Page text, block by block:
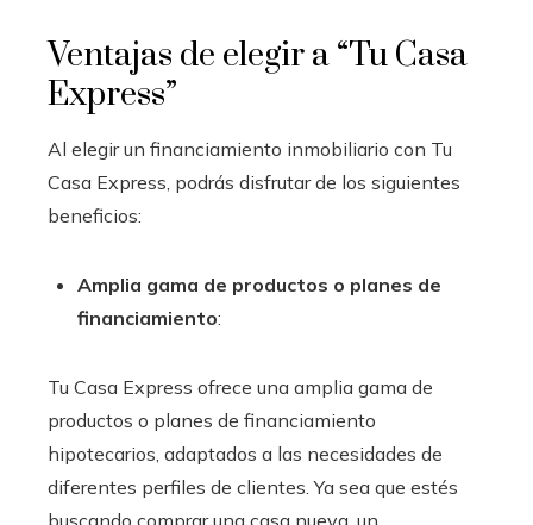
Ventajas de elegir a “Tu Casa
Express”
Al elegir un financiamiento inmobiliario con Tu
Casa Express, podrás disfrutar de los siguientes
beneficios:
Amplia gama de productos o planes de
financiamiento:
Tu Casa Express ofrece una amplia gama de
productos o planes de financiamiento
hipotecarios, adaptados a las necesidades de
diferentes perfiles de clientes. Ya sea que estés
buscando comprar una casa nueva, un